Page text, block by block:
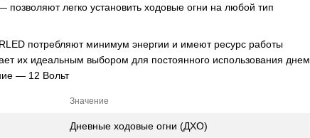
легко установить ходовые огни на любой тип
потребляют минимум энергии и имеют ресурс работы
их идеальным выбором для постоянного использования днем
— 12 Вольт
Значение
Дневные ходовые огни (ДХО)